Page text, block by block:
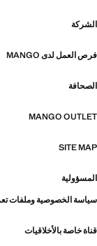
الشركة
فرص العمل لدى MANGO
الصحافة
MANGO OUTLET
SITE MAP
المسؤولية
سياسة الخصوصية وملفات
قناة خاصة بالأخلاقيات